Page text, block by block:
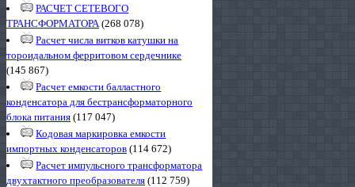
РАСЧЕТ СЕТЕВОГО
ТРАНСФОРМАТОРА(268 078)
Расчет числа витков катушки на
тороидальном ферритовом сердечнике
(145 867)
Расчет емкости балластного
конденсатора для бестрансформаторного
блока питания (117 047)
Кодовая маркировка емкости
импортных конденсаторов (114 672)
Расчет импульсного трансформатора
двухтактного преобразователя (112 759)